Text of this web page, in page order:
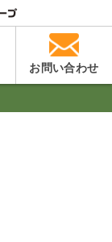
お問い合わせ